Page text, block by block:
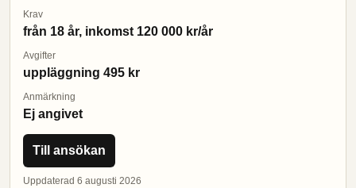
Krav
från 18 år, inkomst 120 000 kr/år
Avgifter
uppläggning 495 kr
Anmärkning
Ej angivet
Till ansökan
Uppdaterad 6 augusti 2026